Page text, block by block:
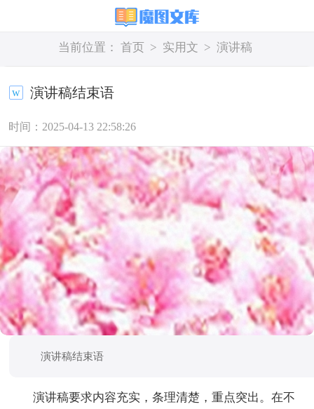
当前位置： 首页 > 实用文 > 演讲稿
演讲稿结束语
时间：2025-04-13 22:58:26
演讲稿结束语
演讲稿要求内容充实，条理清楚，重点突出。在不